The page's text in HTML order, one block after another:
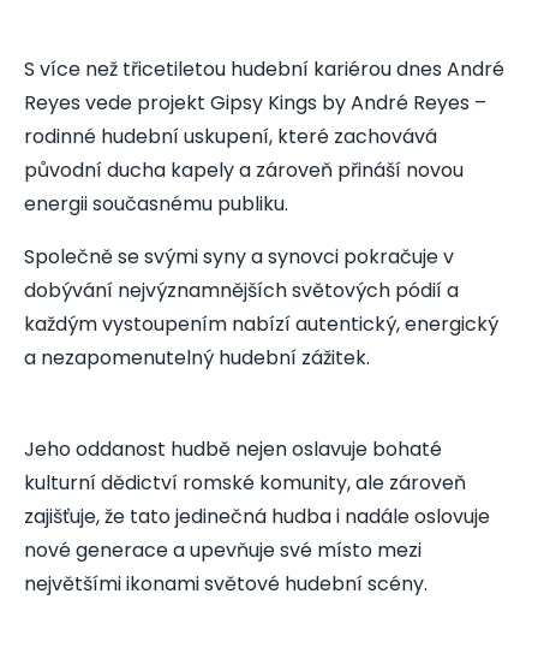
S více než třicetiletou hudební kariérou dnes André
Reyes vede projekt Gipsy Kings by André Reyes –
rodinné hudební uskupení, které zachovává
původní ducha kapely a zároveň přináší novou
energii současnému publiku.
Společně se svými syny a synovci pokračuje v
dobývání nejvýznamnějších světových pódií a
každým vystoupením nabízí autentický, energický
a nezapomenutelný hudební zážitek.
Jeho oddanost hudbě nejen oslavuje bohaté
kulturní dědictví romské komunity, ale zároveň
zajišťuje, že tato jedinečná hudba i nadále oslovuje
nové generace a upevňuje své místo mezi
největšími ikonami světové hudební scény.